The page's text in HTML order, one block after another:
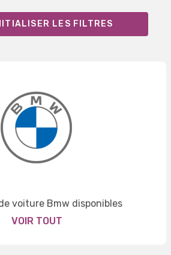
LES FILTRES
voiture Bmw disponibles
VOIR TOUT